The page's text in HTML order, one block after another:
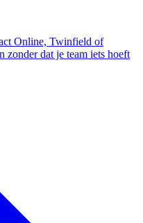
Online, Twinfield of
dat je team iets hoeft